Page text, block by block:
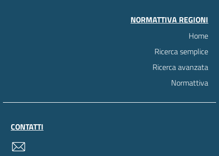
NORMATTIVA REGIONI
Home
Ricerca semplice
Ricerca avanzata
Normattiva
CONTATTI